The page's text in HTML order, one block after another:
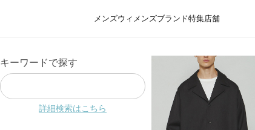
メンズウィメンズブランド特集店舗
キーワードで探す
詳細検索はこちら